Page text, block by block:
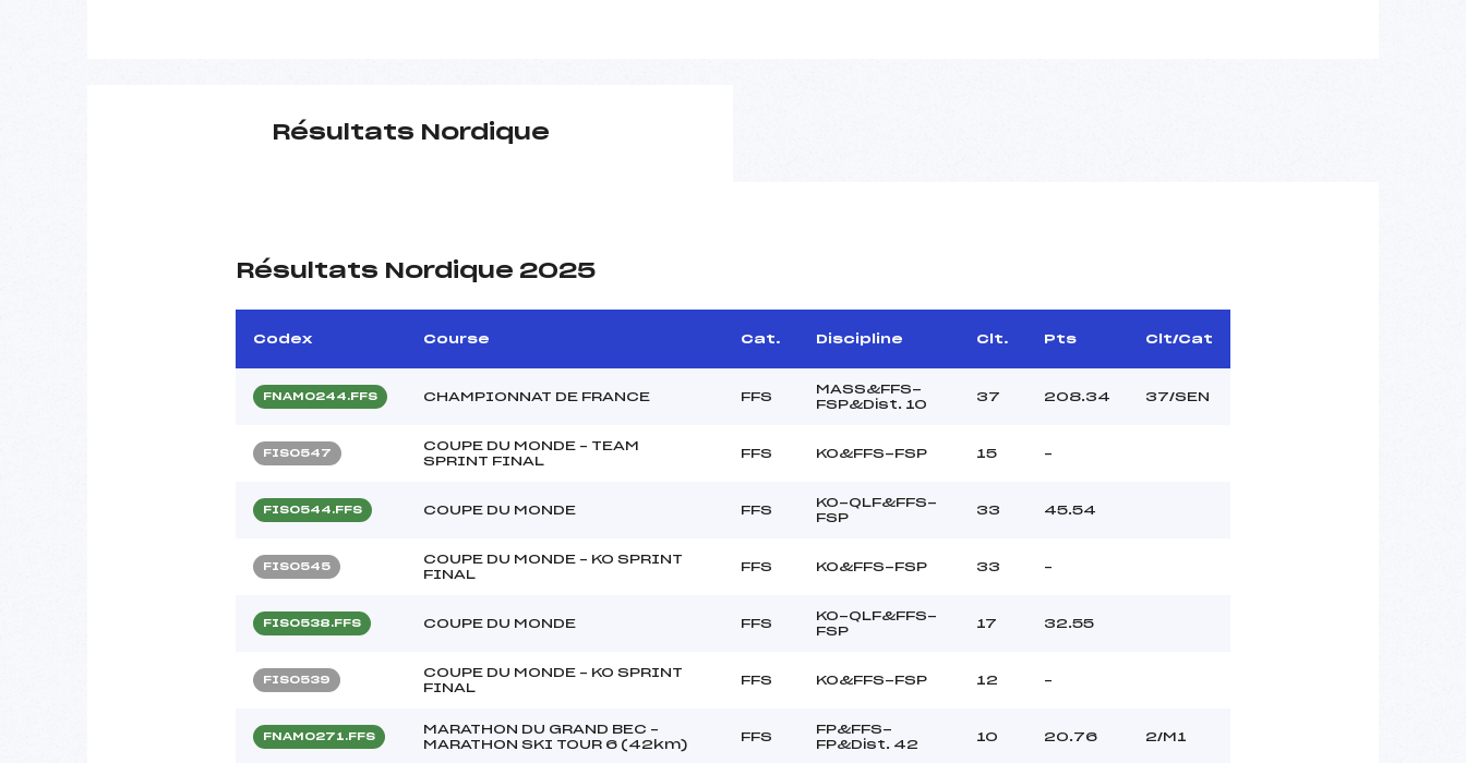
Résultats Nordique
Résultats Nordique 2025
Codex Course Cat. Discipline Clt. Pts Clt/Cat
FNAM0244.FFS CHAMPIONNAT DE FRANCE FFS
MASS&FFS-
FSP&Dist. 10
37 208.34 37/SEN
FIS0547
COUPE DU MONDE – TEAM
SPRINT FINAL
FFS KO&FFS-FSP 15 –
FIS0544.FFS COUPE DU MONDE FFS
KO-QLF&FFS-
FSP
33 45.54
FIS0545
COUPE DU MONDE – KO SPRINT
FINAL
FFS KO&FFS-FSP 33 –
FIS0538.FFS COUPE DU MONDE FFS
KO-QLF&FFS-
FSP
17 32.55
FIS0539
COUPE DU MONDE – KO SPRINT
FINAL
FFS KO&FFS-FSP 12 –
FNAM0271.FFS
MARATHON DU GRAND BEC –
MARATHON SKI TOUR 6 (42km)
FFS
FP&FFS-
FP&Dist. 42
10 20.76 2/M1